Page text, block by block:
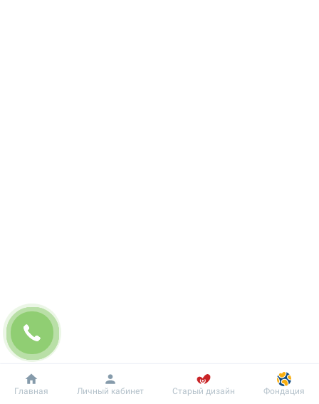
Добробут Информация Пациенту
Главная Личный кабинет Старый дизайн Фондация